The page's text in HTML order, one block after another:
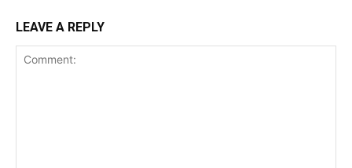
LEAVE A REPLY